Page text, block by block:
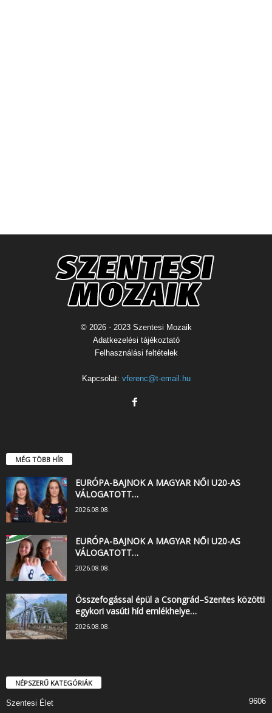
© 2026 - 2023 Szentesi Mozaik
Adatkezelési tájékoztató
Felhasználási feltételek
Kapcsolat: vferenc@t-email.hu
MÉG TÖBB HÍR
EURÓPA-BAJNOK A MAGYAR NŐI U20-AS
VÁLOGATOTT…
2026.08.08.
EURÓPA-BAJNOK A MAGYAR NŐI U20-AS
VÁLOGATOTT…
2026.08.08.
Összefogással épül a Csongrád–Szentes közötti
egykori vasúti híd emlékhelye…
2026.08.08.
NÉPSZERŰ KATEGÓRIÁK
Szentesi Élet 9606